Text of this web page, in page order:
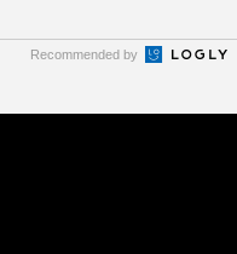
Recommended by